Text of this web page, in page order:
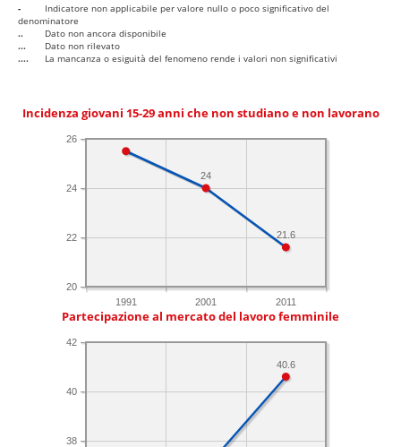
-
Indicatore non applicabile per valore nullo o poco significativo del
denominatore
..
Dato non ancora disponibile
...
Dato non rilevato
....
La mancanza o esiguità del fenomeno rende i valori non significativi
Incidenza giovani 15-29 anni che non studiano e non lavorano
1991 2001 2011
20
22
24
26
21.6
24
Partecipazione al mercato del lavoro femminile
38
40
42
40.6